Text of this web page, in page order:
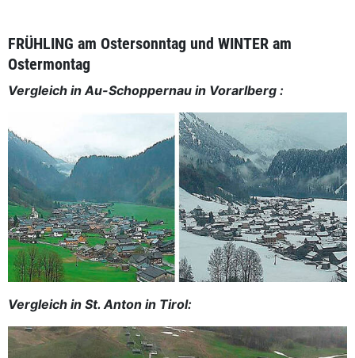
FRÜHLING am Ostersonntag und WINTER am
Ostermontag
Vergleich in Au-Schoppernau in Vorarlberg :
Vergleich in St. Anton in Tirol: